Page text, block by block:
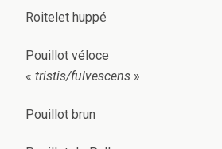
Roitelet huppé
Pouillot véloce
« tristis/fulvescens »
Pouillot brun